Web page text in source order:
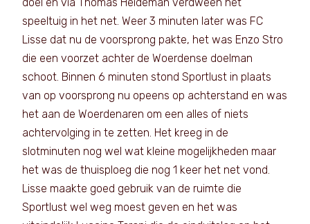
speeltuig in het net. Weer 3 minuten later was FC
Lisse dat nu de voorsprong pakte, het was Enzo Stro
die een voorzet achter de Woerdense doelman
schoot. Binnen 6 minuten stond Sportlust in plaats
van op voorsprong nu opeens op achterstand en was
het aan de Woerdenaren om een alles of niets
achtervolging in te zetten. Het kreeg in de
slotminuten nog wel wat kleine mogelijkheden maar
het was de thuisploeg die nog 1 keer het net vond.
Lisse maakte goed gebruik van de ruimte die
Sportlust wel weg moest geven en het was